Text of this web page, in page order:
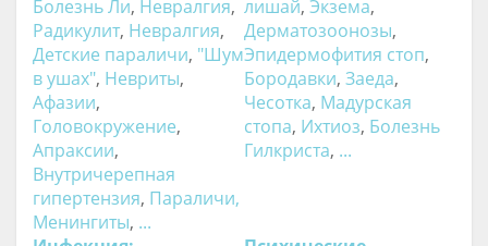
Болезнь Ли, Невралгия,
Радикулит, Невралгия,
Детские параличи, "Шум
в ушах", Невриты,
Афазии,
Головокружение,
Апраксии,
Внутричерепная
гипертензия, Параличи,
Менингиты, ...
лишай, Экзема,
Дерматозоонозы,
Эпидермофития стоп,
Бородавки, Заеда,
Чесотка, Мадурская
стопа, Ихтиоз, Болезнь
Гилкриста, ...